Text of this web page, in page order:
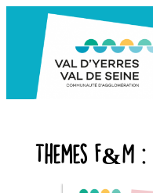
contenu
Themes F&M :